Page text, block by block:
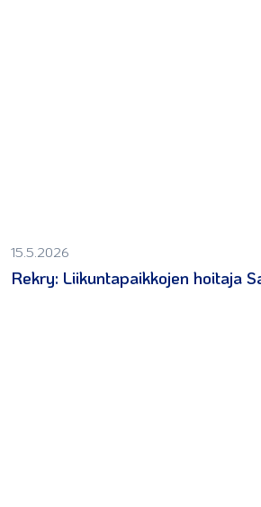
15.5.2026
Rekry: Liikuntapaikkojen hoitaja